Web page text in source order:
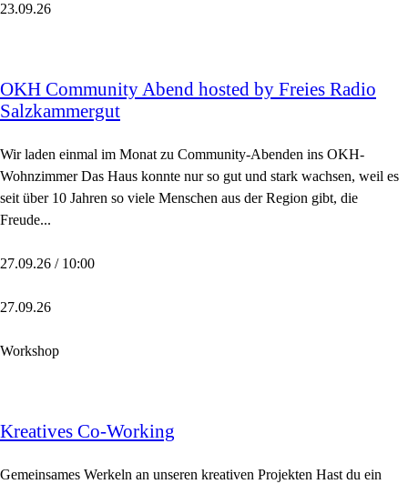
23.09.26
OKH Community Abend hosted by Freies Radio
Salzkammergut
Wir laden einmal im Monat zu Community-Abenden ins OKH-
Wohnzimmer Das Haus konnte nur so gut und stark wachsen, weil es
seit über 10 Jahren so viele Menschen aus der Region gibt, die
Freude...
27.09.26 / 10:00
27.09.26
Workshop
Kreatives Co-Working
Gemeinsames Werkeln an unseren kreativen Projekten Hast du ein